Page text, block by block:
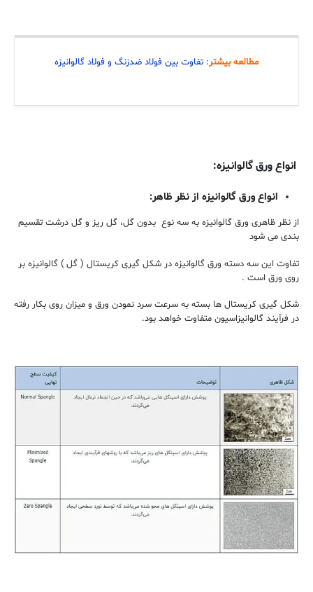
مطالعه بیشتر: تفاوت بین فولاد ضد‌زنگ و فولاد گالوانیزه
انواع ورق گالوانیزه:
انواع ورق گالوانیزه از نظر ظاهر:
از نظر ظاهری ورق گالوانیزه به سه نوع بدون گل، گل ریز و گل درشت تقسیم
بندی می شود
تفاوت این سه دسته ورق گالوانیزه در شکل گیری کریستال ( گل ) گالوانیزه بر
روی ورق است .
شکل گیری کریستال ها بسته به سرعت سرد نمودن ورق و میزان روی بکار رفته
در فرآیند گالوانیزاسیون متفاوت خواهد بود.